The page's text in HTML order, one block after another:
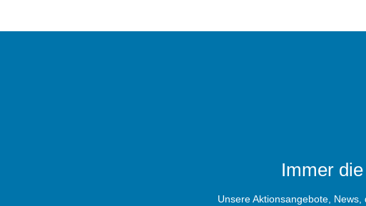
Immer
Unsere Aktionsangebote,